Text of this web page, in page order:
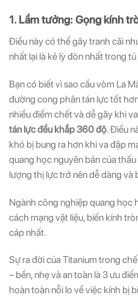
1. Lầm tưởng: Gọng kính
Điều này có thể gây tranh cãi
nhất lại là kẻ lỳ đòn nhất trong
Bạn có biết vì sao cầu vòm La
đường cong phân tán lực tốt
nhiều điểm chết và dễ gãy khi
tán lực đều khắp 360 độ. Điều
khó bị bung ra hơn khi va đập
quang học nguyên bản của
lượng thị lực trở nên dễ dàng và
Ngành công nghiệp quang học
cách mạng vật liệu, biến kính
cáp nhất.
Sự ra đời của Titanium trong
– bền, nhẹ và an toàn là 3 ưu
hoàn toàn nỗi lo về việc kính bị